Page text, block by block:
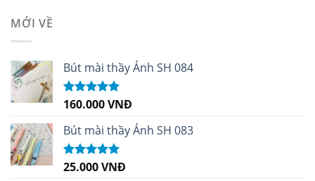
MỚI VỀ
Bút mài thầy Ánh SH 084
Được xếp
sao
160.000VNĐ
Bút mài thầy Ánh SH 083
Được xếp
25.000VNĐ